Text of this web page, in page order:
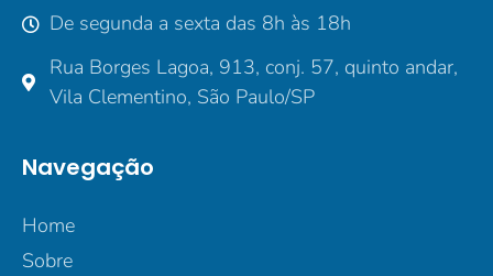
De segunda a sexta das 8h às 18h
Rua Borges Lagoa, 913, conj. 57, quinto andar,
Vila Clementino, São Paulo/SP
Navegação
Home
Sobre